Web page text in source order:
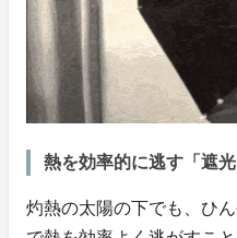
熱を効率的に逃す「遮光
灼熱の太陽の下でも、ひ